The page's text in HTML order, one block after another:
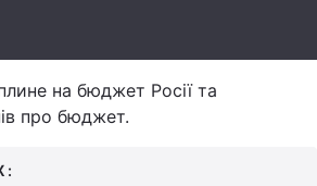
Вакансії
на бюджет Росії та
про бюджет.